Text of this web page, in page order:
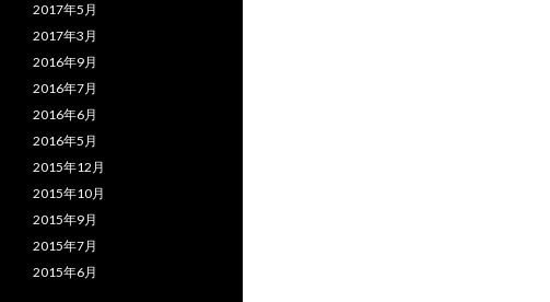
2017年5月
2017年3月
2016年9月
2016年7月
2016年6月
2016年5月
2015年12月
2015年10月
2015年9月
2015年7月
2015年6月